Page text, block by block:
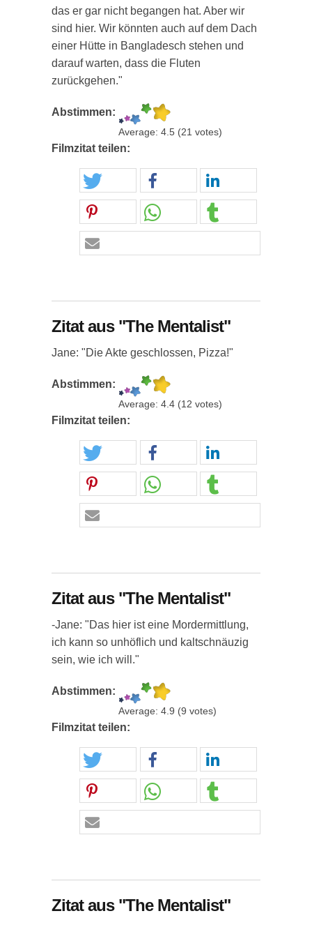
das er gar nicht begangen hat. Aber wir
sind hier. Wir könnten auch auf dem Dach
einer Hütte in Bangladesch stehen und
darauf warten, dass die Fluten
zurückgehen."
Abstimmen:
Average: 4.5 (21 votes)
Filmzitat teilen:
Zitat aus "The Mentalist"
Jane: "Die Akte geschlossen, Pizza!"
Abstimmen:
Average: 4.4 (12 votes)
Filmzitat teilen:
Zitat aus "The Mentalist"
-Jane: "Das hier ist eine Mordermittlung,
ich kann so unhöflich und kaltschnäuzig
sein, wie ich will."
Abstimmen:
Average: 4.9 (9 votes)
Filmzitat teilen:
Zitat aus "The Mentalist"